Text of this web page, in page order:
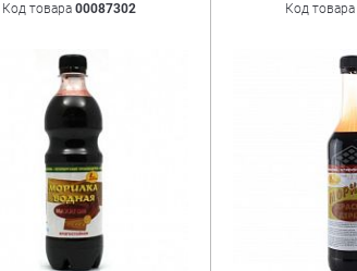
Код товара00087302 Код товара